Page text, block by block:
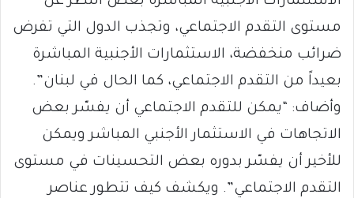
مستوى التقدم الاجتماعي، وتجذب الدول التي تفرض
ضرائب منخفضة، الاستثمارات الأجنبية المباشرة
بعيداً من التقدم الاجتماعي، كما الحال في لبنان”.
وأضاف: “يمكن للتقدم الاجتماعي أن يفسّر بعض
الاتجاهات في الاستثمار الأجنبي المباشر ويمكن
للأخير أن يفسّر بدوره بعض التحسينات في مستوى
التقدم الاجتماعي”. ويكشف كيف تتطور عناصر